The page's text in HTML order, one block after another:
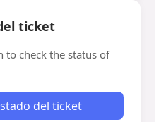
ticket
to check the status of
del ticket